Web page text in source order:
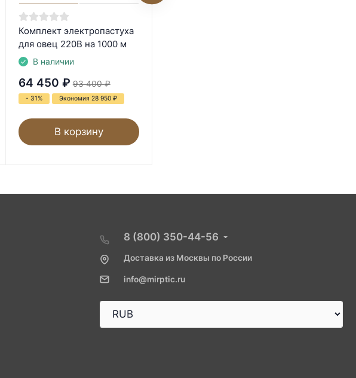
Комплект электропастуха
для овец 220В на 1000 м
В наличии
64 450 ₽ 93 400 ₽
- 31% Экономия 28 950 ₽
В корзину
8 (800) 350-44-56
Доставка из Москвы по России
info@mirptic.ru